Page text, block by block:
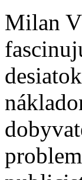
Milan